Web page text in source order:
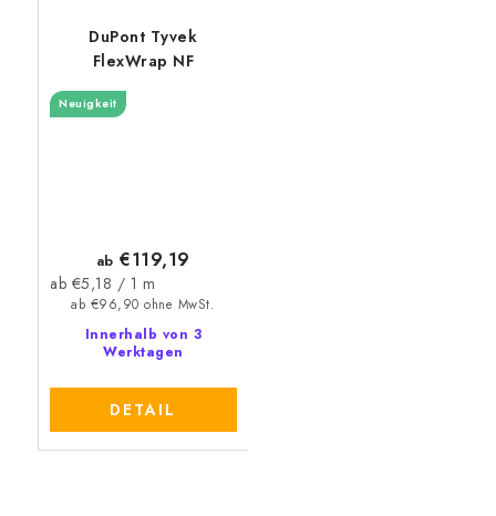
DuPont Tyvek
FlexWrap NF
Neuigkeit
Innerhalb von 3
Werktagen
ab €96,90 ohne MwSt.
ab €119,19
Verkaufspreis:
ab €5,18 / 1 m
DETAIL